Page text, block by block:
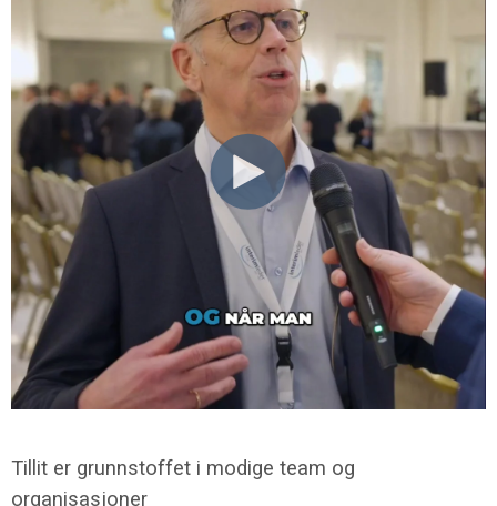
Tillit er grunnstoffet i modige team og
organisasjoner